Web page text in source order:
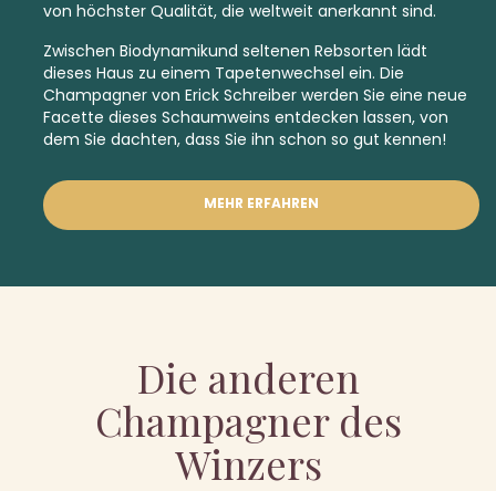
von höchster Qualität, die weltweit anerkannt sind.
Zwischen Biodynamikund seltenen Rebsorten lädt
dieses Haus zu einem Tapetenwechsel ein. Die
Champagner von Erick Schreiber werden Sie eine neue
Facette dieses Schaumweins entdecken lassen, von
dem Sie dachten, dass Sie ihn schon so gut kennen!
MEHR ERFAHREN
Die anderen
Champagner des
Winzers